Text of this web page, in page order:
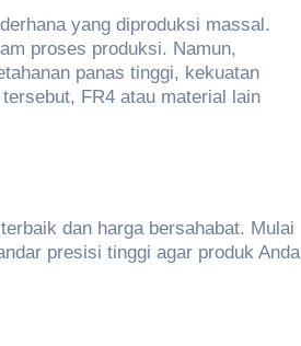
yang diproduksi massal.
proses produksi. Namun,
panas tinggi, kekuatan
FR4 atau material lain
dan harga bersahabat. Mulai
presisi tinggi agar produk Anda